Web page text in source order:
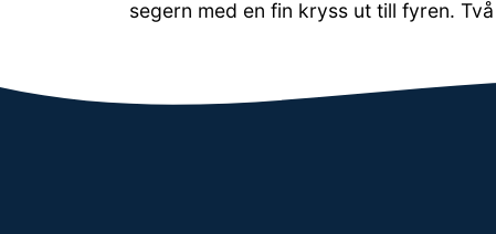
segern med en fin kryss ut till fyren.